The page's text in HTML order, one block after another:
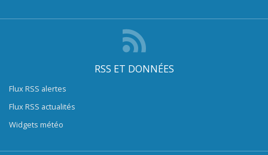
RSS ET DONNÉES
Flux RSS alertes
Flux RSS actualités
Widgets météo